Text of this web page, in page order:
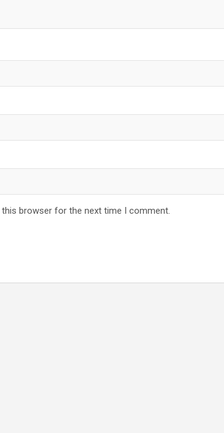
browser for the next time I comment.